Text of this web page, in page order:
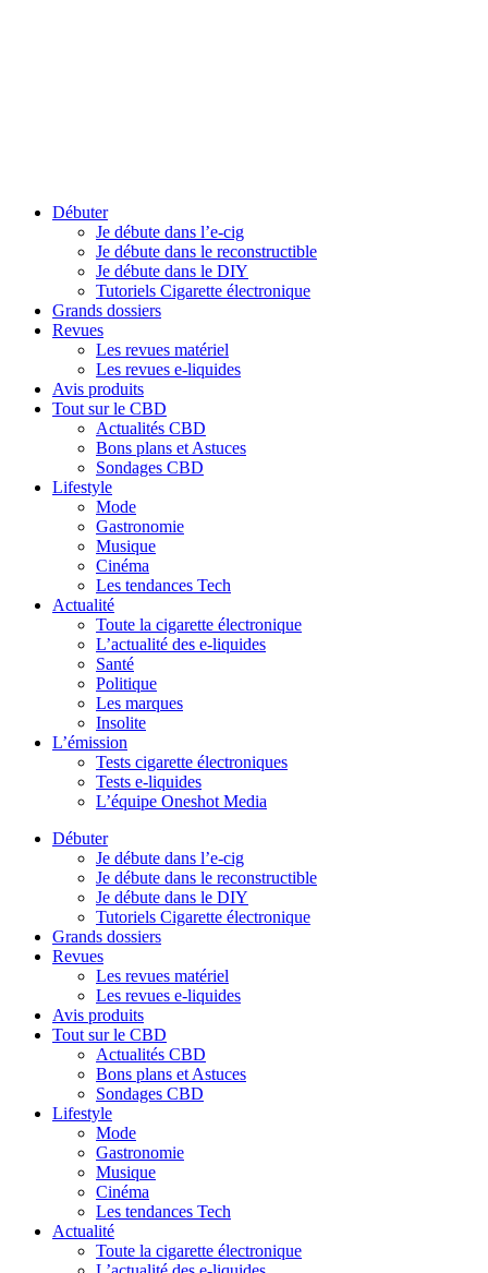
Débuter
Je débute dans l’e-cig
Je débute dans le reconstructible
Je débute dans le DIY
Tutoriels Cigarette électronique
Grands dossiers
Revues
Les revues matériel
Les revues e-liquides
Avis produits
Tout sur le CBD
Actualités CBD
Bons plans et Astuces
Sondages CBD
Lifestyle
Mode
Gastronomie
Musique
Cinéma
Les tendances Tech
Actualité
Toute la cigarette électronique
L’actualité des e-liquides
Santé
Politique
Les marques
Insolite
L’émission
Tests cigarette électroniques
Tests e-liquides
L’équipe Oneshot Media
Débuter
Je débute dans l’e-cig
Je débute dans le reconstructible
Je débute dans le DIY
Tutoriels Cigarette électronique
Grands dossiers
Revues
Les revues matériel
Les revues e-liquides
Avis produits
Tout sur le CBD
Actualités CBD
Bons plans et Astuces
Sondages CBD
Lifestyle
Mode
Gastronomie
Musique
Cinéma
Les tendances Tech
Actualité
Toute la cigarette électronique